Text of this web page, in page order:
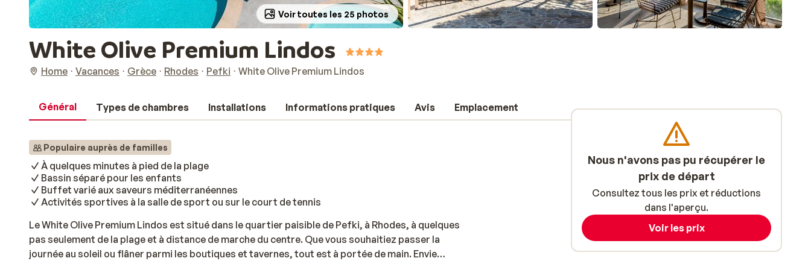
Voir toutes les 25 photos
White Olive Premium Lindos
Home Vacances Grèce Rhodes Pefki White Olive Premium Lindos
Général Types de chambres Installations Informations pratiques Avis Emplacement
Populaire auprès de familles
À quelques minutes à pied de la plage
Bassin séparé pour les enfants
Buffet varié aux saveurs méditerranéennes
Activités sportives à la salle de sport ou sur le court de tennis
Le White Olive Premium Lindos est situé dans le quartier paisible de Pefki, à Rhodes, à quelques
pas seulement de la plage et à distance de marche du centre. Que vous souhaitiez passer la
journée au soleil ou flâner parmi les boutiques et tavernes, tout est à portée de main. Envie
Nous n'avons pas pu récupérer le
prix de départ
Consultez tous les prix et réductions
dans l'aperçu.
Voir les prix